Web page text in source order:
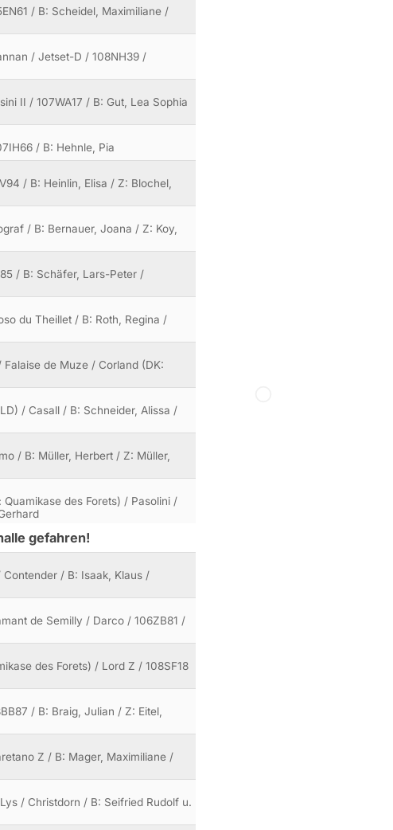
/ B: Scheidel, Maximiliane /
/ Jetset-D / 108NH39 /
II / 107WA17 / B: Gut, Lea Sophia
/ B: Hehnle, Pia
/ B: Heinlin, Elisa / Z: Blochel,
/ B: Bernauer, Joana / Z: Koy,
/ B: Schäfer, Lars-Peter /
du Theillet / B: Roth, Regina /
de Muze / Corland (DK:
/ Casall / B: Schneider, Alissa /
/ B: Müller, Herbert / Z: Müller,
des Forets) / Pasolini /
gefahren!
/ B: Isaak, Klaus /
de Semilly / Darco / 106ZB81 /
des Forets) / Lord Z / 108SF18
/ B: Braig, Julian / Z: Eitel,
Z / B: Mager, Maximiliane /
/ Christdorn / B: Seifried Rudolf u.